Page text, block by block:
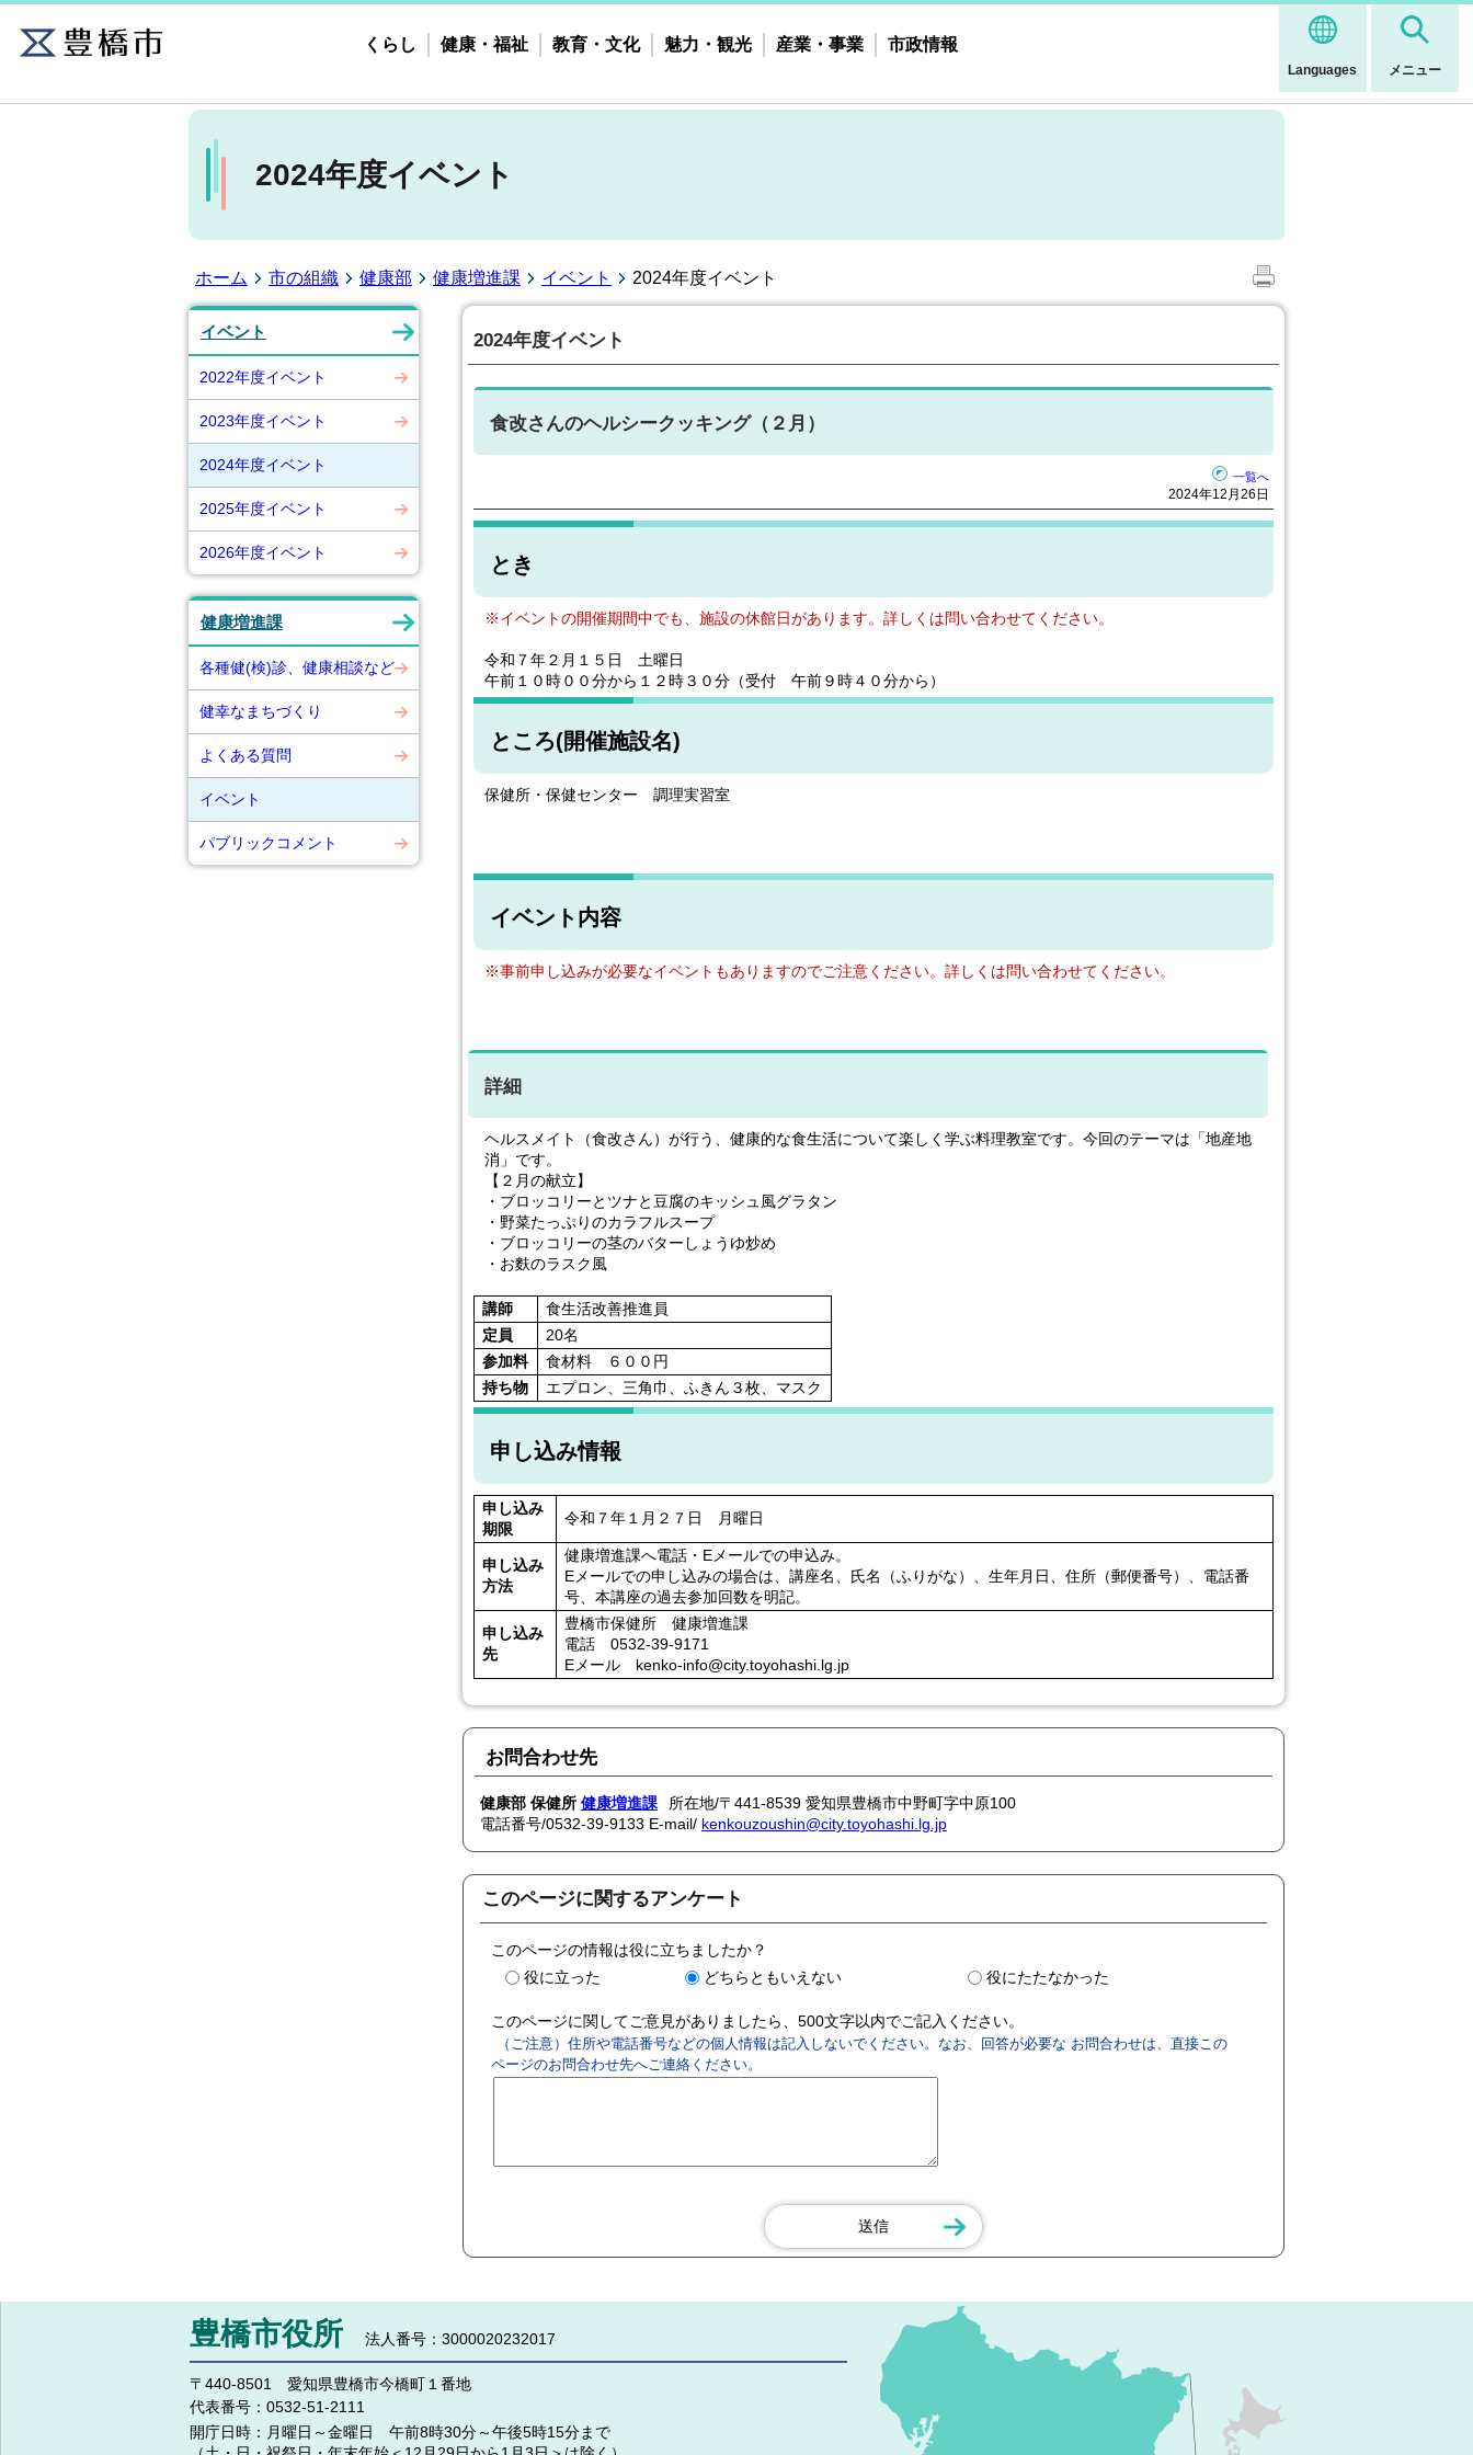
Languages メニュー
くらし 健康・福祉 教育・文化 魅力・観光 産業・事業 市政情報
2024年度イベント
ホーム 市の組織 健康部 健康増進課 イベント 2024年度イベント
イベント
2022年度イベント
2023年度イベント
2024年度イベント
2025年度イベント
2026年度イベント
健康増進課
各種健(検)診、健康相談など
健幸なまちづくり
よくある質問
イベント
パブリックコメント
2024年度イベント
食改さんのヘルシークッキング（２月）
一覧へ
2024年12月26日
とき
※イベントの開催期間中でも、施設の休館日があります。詳しくは問い合わせてください。
令和７年２月１５日 土曜日
午前１０時００分から１２時３０分（受付 午前９時４０分から）
ところ(開催施設名)
保健所・保健センター 調理実習室
イベント内容
※事前申し込みが必要なイベントもありますのでご注意ください。詳しくは問い合わせてください。
詳細
ヘルスメイト（食改さん）が行う、健康的な食生活について楽しく学ぶ料理教室です。今回のテーマは「地産地
消」です。
【２月の献立】
・ブロッコリーとツナと豆腐のキッシュ風グラタン
・野菜たっぷりのカラフルスープ
・ブロッコリーの茎のバターしょうゆ炒め
・お麩のラスク風
講師
食生活改善推進員
定員
20名
参加料
食材料 ６００円
持ち物
エプロン、三角巾、ふきん３枚、マスク
申し込み情報
申し込み
期限
令和７年１月２７日 月曜日
申し込み
方法
健康増進課へ電話・Eメールでの申込み。
Eメールでの申し込みの場合は、講座名、氏名（ふりがな）、生年月日、住所（郵便番号）、電話番
号、本講座の過去参加回数を明記。
申し込み
先
豊橋市保健所 健康増進課
電話 0532-39-9171
Eメール kenko-info@city.toyohashi.lg.jp
お問合わせ先
健康部 保健所 健康増進課
所在地/〒441-8539 愛知県豊橋市中野町字中原100
電話番号/0532-39-9133 E-mail/ kenkouzoushin@city.toyohashi.lg.jp
このページに関するアンケート
このページの情報は役に立ちましたか？
役に立った
どちらともいえない 役にたたなかった
このページに関してご意見がありましたら、500文字以内でご記入ください。
（ご注意）住所や電話番号などの個人情報は記入しないでください。なお、回答が必要な お問合わせは、直接この
ページのお問合わせ先へご連絡ください。
豊橋市役所 法人番号：3000020232017
〒440-8501 愛知県豊橋市今橋町１番地
代表番号： 0532-51-2111
開庁日時： 月曜日～金曜日 午前8時30分～午後5時15分まで